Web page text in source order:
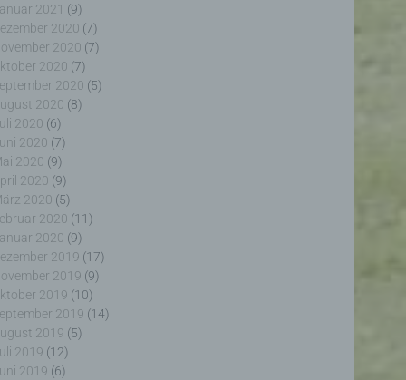
2021 (9)
2020 (7)
2020 (7)
2020 (7)
2020 (5)
2020 (8)
2020 (6)
2020 (7)
2020 (9)
2020 (9)
2020 (5)
2020 (11)
2020 (9)
2019 (17)
2019 (9)
2019 (10)
2019 (14)
2019 (5)
2019 (12)
2019 (6)